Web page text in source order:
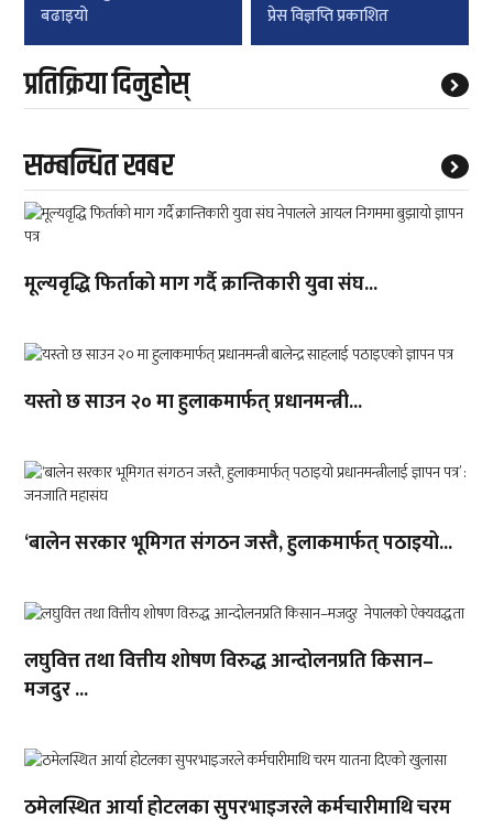
बढाइयो
प्रेस विज्ञप्ति प्रकाशित
प्रतिक्रिया दिनुहोस्
सम्बन्धित खबर
मूल्यवृद्धि फिर्ताको माग गर्दै क्रान्तिकारी युवा संघ...
यस्तो छ साउन २० मा हुलाकमार्फत् प्रधानमन्त्री...
‘बालेन सरकार भूमिगत संगठन जस्तै, हुलाकमार्फत् पठाइयो...
लघुवित्त तथा वित्तीय शोषण विरुद्ध आन्दोलनप्रति किसान–
मजदुर ...
ठमेलस्थित आर्या होटलका सुपरभाइजरले कर्मचारीमाथि चरम